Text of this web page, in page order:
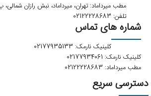
مطب میرداماد: تهران، میرداماد، نبش رازان شمالی، پ 101، ط 3، واحد
تلفن: 02122228683
شماره های تماس
کلینیک نارمک: 02177935133
کلینیک نارمک: 02177934061
مطب میرداماد: 02122228683
دسترسی سریع